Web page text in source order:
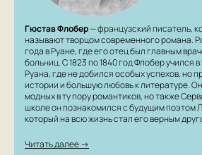
Гюстав Флобер— французский писатель,
называют творцом современного романа.
года в Руане, где его отец был главным
больниц. С 1823 по 1840 год Флобер учился
Руана, где не добился особых успехов, но
истории и большую любовь к литературе.
модных в ту пору романтиков, но также
школе он познакомился с будущим поэтом
который на всю жизнь стал его верным
Читать далее →